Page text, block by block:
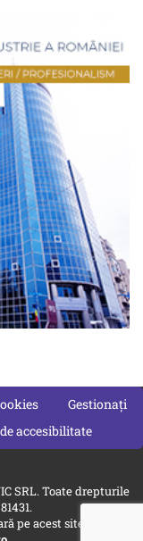
Gestionați
accesibilitate
SRL. Toate drepturile
pe acest site: